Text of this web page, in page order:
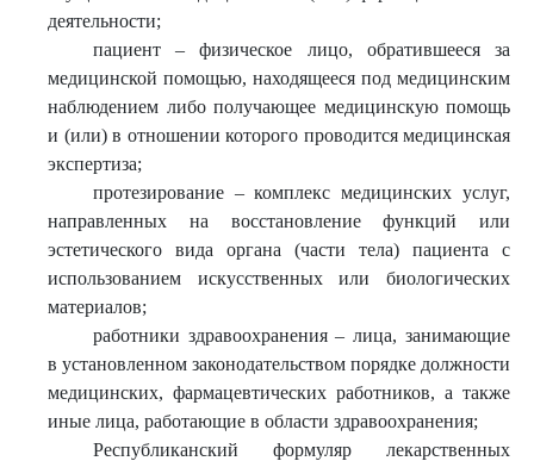
деятельности;
пациент – физическое лицо, обратившееся за
медицинской помощью, находящееся под медицинским
наблюдением либо получающее медицинскую помощь
и (или) в отношении которого проводится медицинская
экспертиза;
протезирование – комплекс медицинских услуг,
направленных на восстановление функций или
эстетического вида органа (части тела) пациента с
использованием искусственных или биологических
материалов;
работники здравоохранения – лица, занимающие
в установленном законодательством порядке должности
медицинских, фармацевтических работников, а также
иные лица, работающие в области здравоохранения;
Республиканский формуляр лекарственных